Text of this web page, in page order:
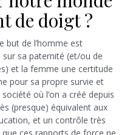
de doigt ?
but de l’homme est
sa paternité (et/ou de
et la femme une certitude
pour sa propre survie et
où l’on a créé depuis
(presque) équivalent aux
et un contrôle très